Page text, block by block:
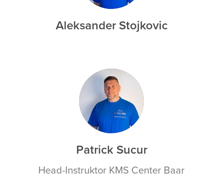
Aleksander Stojkovic
PS
Patrick Sucur
Head-Instruktor KMS Center Baar